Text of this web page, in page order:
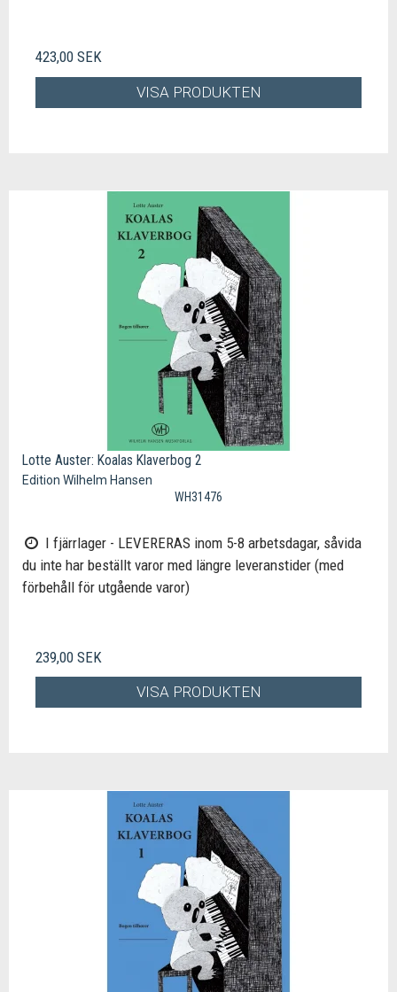
423,00 SEK
VISA PRODUKTEN
Lotte Auster: Koalas Klaverbog 2
Edition Wilhelm Hansen
WH31476
I fjärrlager - LEVERERAS inom 5-8 arbetsdagar, såvida
du inte har beställt varor med längre leveranstider (med
förbehåll för utgående varor)
239,00 SEK
VISA PRODUKTEN